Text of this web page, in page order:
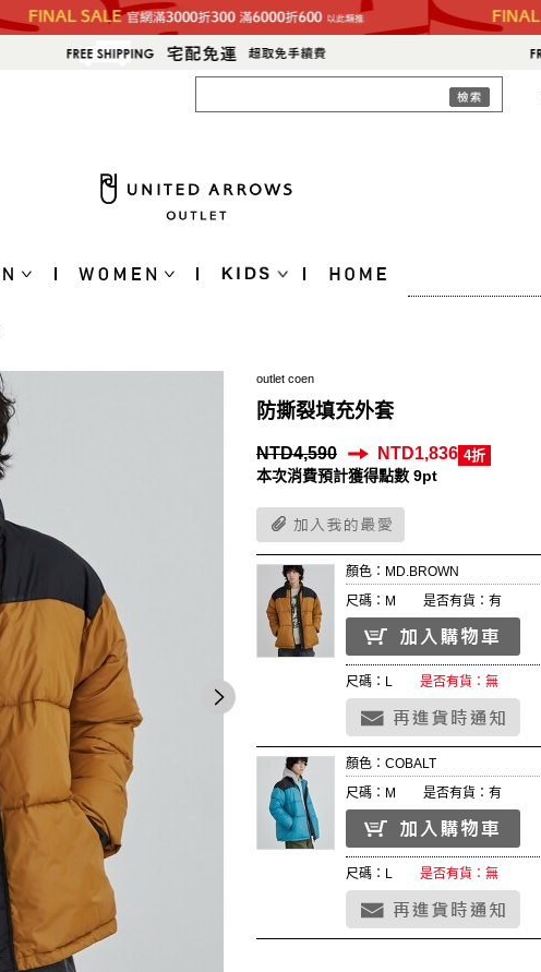
outlet coen
防撕裂填充外套
NTD4,590 NTD1,836 4折
本次消費預計獲得點數 9pt
顏色：MD.BROWN
尺碼：M
是否有貨：有
尺碼：L 是否有貨：無
顏色：COBALT
尺碼：M
是否有貨：有
尺碼：L 是否有貨：無